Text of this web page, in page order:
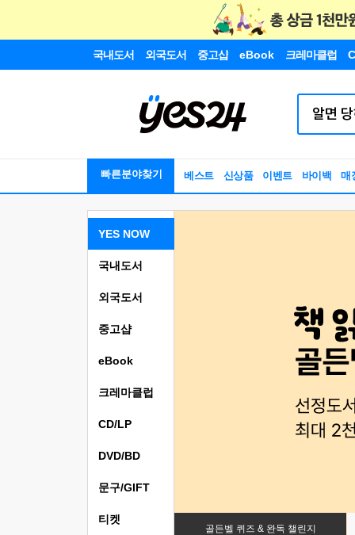
국내도서 외국도서 중고샵 eBook 크레마클럽
빠른분야찾기 베스트 신상품 이벤트 바이백 매
YES NOW
골든벨 퀴즈 & 완독 챌린지
국내도서
외국도서
중고샵
eBook
크레마클럽
CD/LP
DVD/BD
문구/GIFT
티켓